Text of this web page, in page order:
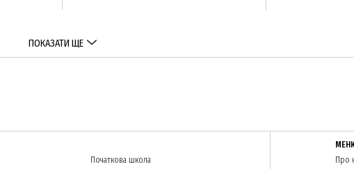
ПОКАЗАТИ ЩЕ
Початкова школа
Про